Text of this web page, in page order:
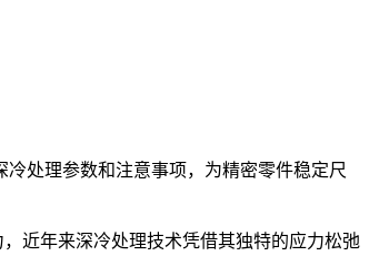
处理参数和注意事项，为精密零件稳定尺
近年来深冷处理技术凭借其独特的应力松弛